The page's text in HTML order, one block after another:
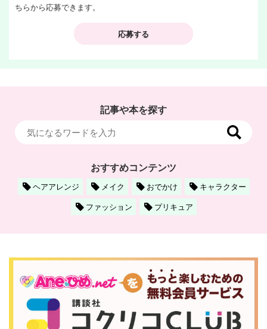
ちらから応募できます。
応募する
記事や本を探す
おすすめコンテンツ
ヘアアレンジ メイク おでかけ
キャラクター
ファッション
プリキュア